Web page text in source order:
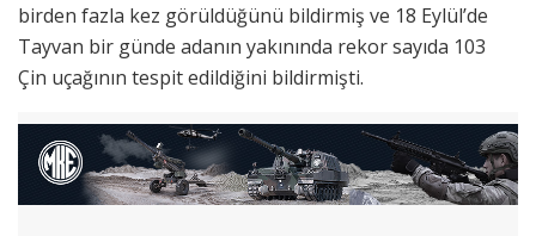
birden fazla kez görüldüğünü bildirmiş ve 18 Eylül’de
Tayvan bir günde adanın yakınında rekor sayıda 103
Çin uçağının tespit edildiğini bildirmişti.